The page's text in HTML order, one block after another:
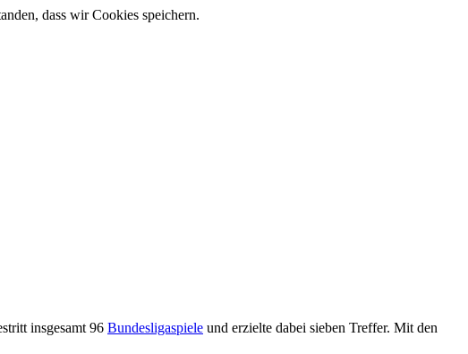
dass wir Cookies speichern.
insgesamt 96 Bundesligaspiele und erzielte dabei sieben Treffer. Mit den